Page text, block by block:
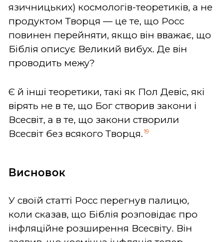
язичницьких) космологів-теоретиків, а не
продуктом Творця — це те, що Росс
повинен перейняти, якщо він вважає, що
Біблія описує Великий вибух. Де він
проводить межу?
Є й інші теоретики, такі як Пол Девіс, які
вірять не в те, що Бог створив закони і
Всесвіт, а в те, що закони створили
Всесвіт без всякого Творця. 19
Висновок
У своїй статті Росс перегнув палицю,
коли сказав, що Біблія розповідає про
інфляційне розширення Всесвіту. Він